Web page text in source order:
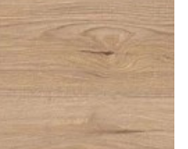
SZŐNYEG